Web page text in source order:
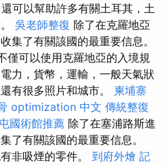
可以幫助許多有關土耳其，土
吳老師整復 除了在克羅地亞
集了有關該國的最重要信息。
僅可以使用克羅地亞的入境規
力，貨幣，運輸，一般天氣狀
有很多照片和城市。 柬埔寨
optimization 中文 傳統整復
國術館推薦 除了在塞浦路斯進
了有關該國的最重要信息。
非吸煙的零件。 到府外燴 記